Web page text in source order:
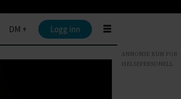
DM + Logg inn
ANNONSE KUN FOR
HELSEPERSONELL